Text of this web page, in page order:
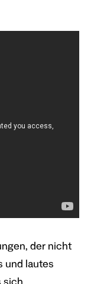
der nicht
und lautes